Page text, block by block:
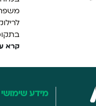
קרא
מידע שימושי